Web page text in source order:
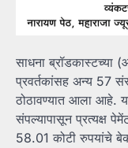
साधना ब्रॉडकास्टच्या
प्रवर्तकांसह अन्य 57
ठोठावण्यात आला आहे.
संपल्यापासून प्रत्यक्ष
58.01 कोटी रुपयांचे